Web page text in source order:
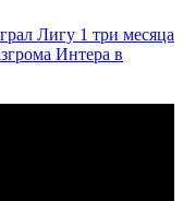
Лигу 1 три месяца
Интера в